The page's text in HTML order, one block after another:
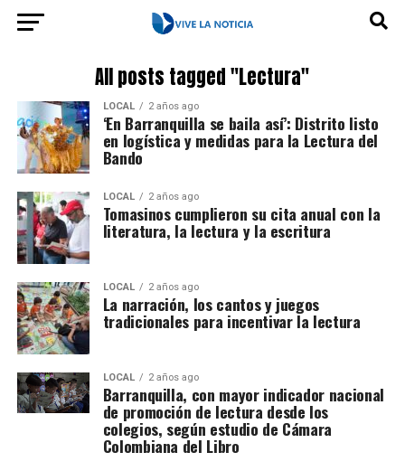
All posts tagged "Lectura"
LOCAL 2 años ago
‘En Barranquilla se baila así’: Distrito listo
en logística y medidas para la Lectura del
Bando
LOCAL 2 años ago
Tomasinos cumplieron su cita anual con la
literatura, la lectura y la escritura
LOCAL 2 años ago
La narración, los cantos y juegos
tradicionales para incentivar la lectura
LOCAL 2 años ago
Barranquilla, con mayor indicador nacional
de promoción de lectura desde los
colegios, según estudio de Cámara
Colombiana del Libro